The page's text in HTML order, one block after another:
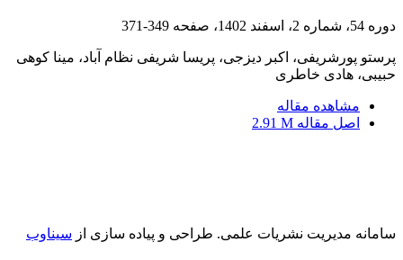
دوره 54، شماره 2، اسفند 1402، صفحه 349-371
پرستو پورشریفی، اکبر دیزجی، پریسا شریفی نظام آباد، مینا کوهی
حبیبی، هادی خاطری
مشاهده مقاله
اصل مقاله 2.91 M
سامانه مدیریت نشریات علمی. طراحی و پیاده سازی از سیناوب